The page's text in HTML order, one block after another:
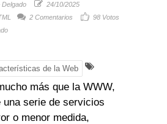
24/10/2025
2 Comentarios 98 Votos
de la Web
más que la WWW,
una serie de servicios
o menor medida,